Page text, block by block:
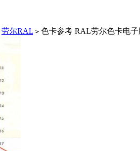
劳尔RAL > 色卡参考 RAL劳尔色卡电